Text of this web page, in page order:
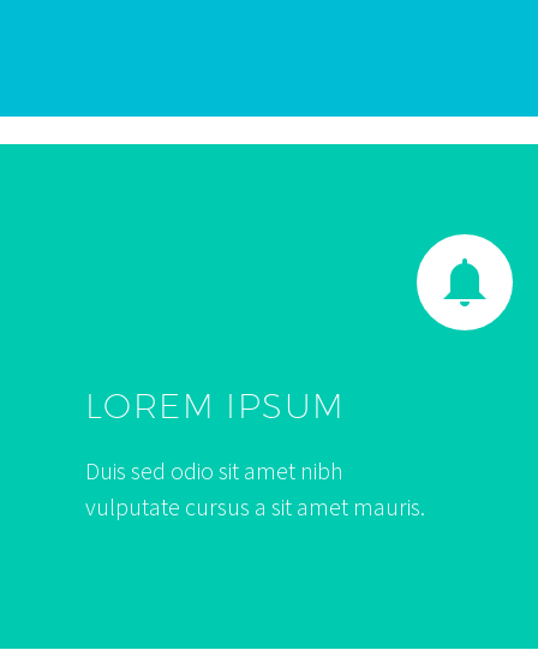


LOREM IPSUM
Duis sed odio sit amet nibh
vulputate cursus a sit amet mauris.